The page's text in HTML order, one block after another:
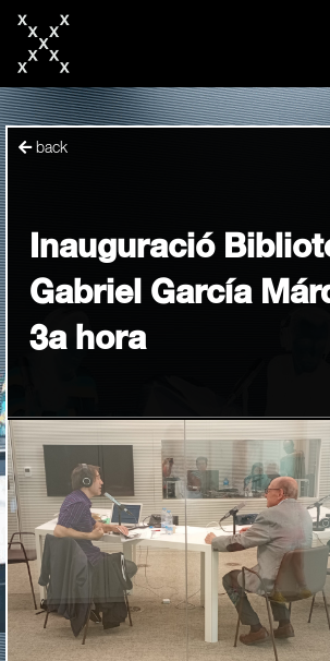
content
back
Inauguració
Gabriel García
3a hora